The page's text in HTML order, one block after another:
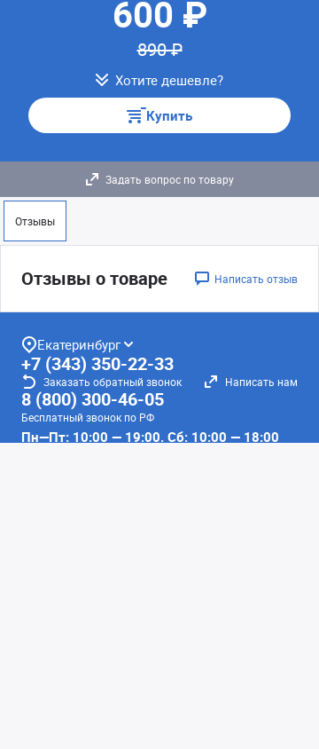
600 ₽
890 ₽
Хотите дешевле?
Купить
Задать вопрос по товару
Отзывы
Отзывы о товаре Написать отзыв
Екатеринбург
+7 (343) 350-22-33
Заказать обратный звонок Написать нам
8 (800) 300-46-05
Бесплатный звонок по РФ
Пн—Пт: 10:00 — 19:00. Сб: 10:00 — 18:00